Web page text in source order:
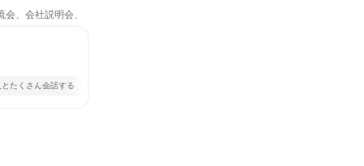
、会社説明会、
とたくさん会話する